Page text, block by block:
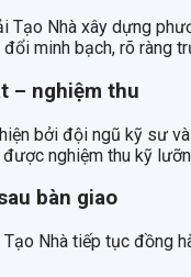
Tạo Nhà xây dựng
minh bạch, rõ ràng
– nghiệm thu
bởi đội ngũ kỹ sư
nghiệm thu kỹ
bàn giao
Tạo Nhà tiếp tục đồng